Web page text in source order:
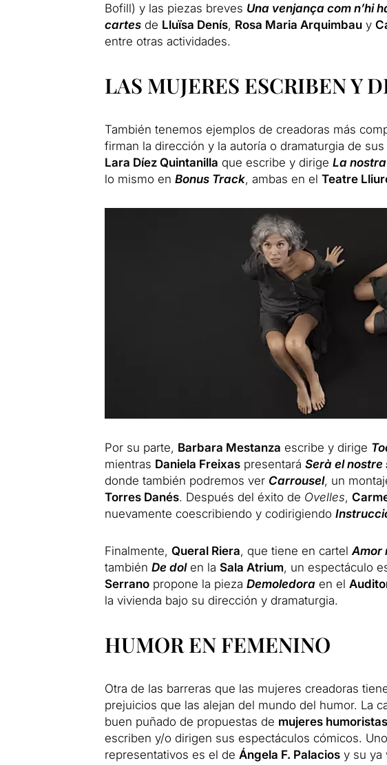
Bofill) y las piezas breves Una venjança com n’hi
cartesde Lluïsa Denís, Rosa Maria Arquimbauy
entre otras actividades.
LAS MUJERES ESCRIBEN Y
También tenemos ejemplos de creadoras más
firman la dirección y la autoría o dramaturgia de
Lara Díez Quintanilla que escribe y dirige La
lo mismo en Bonus Track, ambas en el Teatre
Por su parte, Barbara Mestanza escribe y dirige
mientras Daniela Freixaspresentará Serà el nostre
donde también podremos ver Carrousel, un
Torres Danés. Después del éxito de Ovelles,
nuevamente coescribiendo y codirigiendo
Finalmente, Queral Riera, que tiene en cartel Amor
también De dolen la Sala Atrium, un espectáculo
Serranopropone la pieza Demoledora en el
la vivienda bajo su dirección y dramaturgia.
HUMOR EN FEMENINO
Otra de las barreras que las mujeres creadoras
prejuicios que las alejan del mundo del humor. La
buen puñado de propuestas de mujeres humoristas
escriben y/o dirigen sus espectáculos cómicos.
representativos es el de Ángela F. Palaciosy su ya